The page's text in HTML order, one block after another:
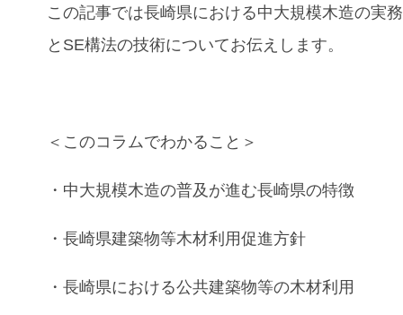
この記事では長崎県における中大規模木造の実
とSE構法の技術についてお伝えします。
＜このコラムでわかること＞
・ 中大規模木造の普及が進む長崎県の特徴
・長崎県建築物等木材利用促進方針
・長崎県における公共建築物等の木材利用